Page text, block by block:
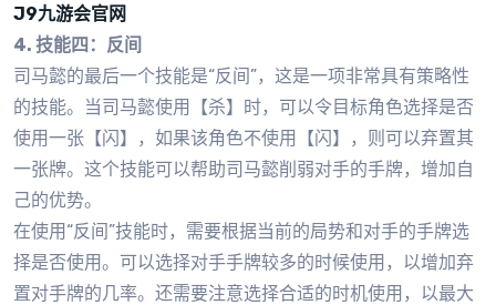
J9九游会官网
4. 技能四：反间
司马懿的最后一个技能是“反间”，这是一项非常具有策略性
的技能。当司马懿使用【杀】时，可以令目标角色选择是否
使用一张【闪】，如果该角色不使用【闪】，则可以弃置其
一张牌。这个技能可以帮助司马懿削弱对手的手牌，增加自
己的优势。
在使用“反间”技能时，需要根据当前的局势和对手的手牌选
择是否使用。可以选择对手手牌较多的时候使用，以增加弃
置对手牌的几率。还需要注意选择合适的时机使用，以最大